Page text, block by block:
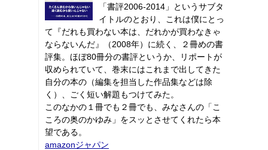
「書評2006-2014」というサブタ
イトルのとおり、これは僕にとっ
て『だれも買わない本は、だれかが買わなきゃ
ならないんだ』（2008年）に続く、２冊めの書
評集。ほぼ80冊分の書評というか、リポートが
収められていて、巻末にはこれまで出してきた
自分の本の（編集を担当した作品集などは除
く）、ごく短い解題もつけてみた。
このなかの１冊でも２冊でも、みなさんの「こ
ころの奥のかゆみ」をスッとさせてくれたら本
望である。
amazonジャパン